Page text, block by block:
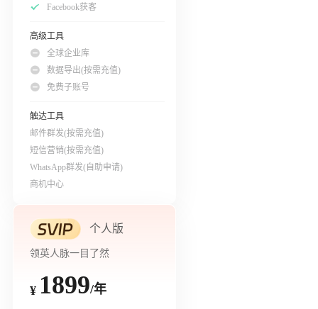
Facebook获客
高级工具
全球企业库
数据导出(按需充值)
免费子账号
触达工具
邮件群发(按需充值)
短信营销(按需充值)
WhatsApp群发(自助申请)
商机中心
个人版
领英人脉一目了然
¥ 1899/年